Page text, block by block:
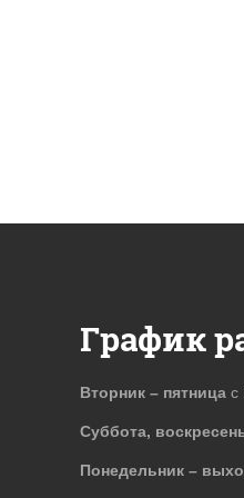
График
Вторник – пятница с
Суббота,
Понедельник –